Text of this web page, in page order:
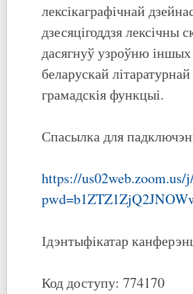
лексікаграфічнай
дзесяцігоддзя лексічны
дасягнуў узроўню іншых
беларускай
грамадскія функцыі.
Спасылка для
https://us02web.zoom.us/
Ідэнтыфікатар
Код доступу: 774170